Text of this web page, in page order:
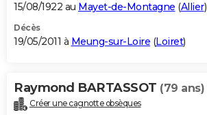
15/08/1922 au Mayet-de-Montagne (Allier)
Décès
19/05/2011 à Meung-sur-Loire (Loiret)
Raymond BARTASSOT (79 ans)
Créer une cagnotte obsèques